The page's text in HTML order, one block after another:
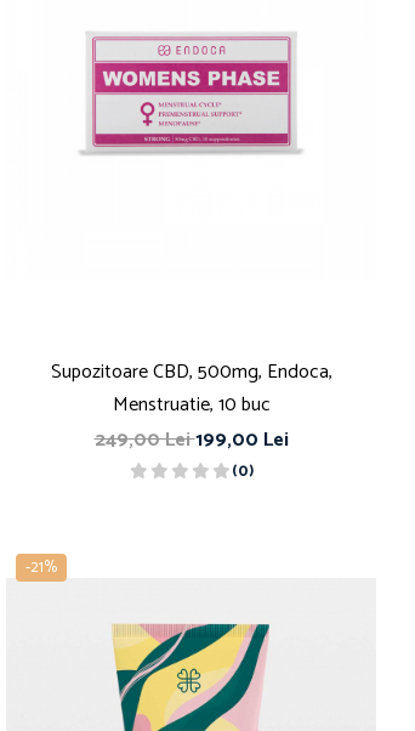
Supozitoare CBD, 500mg, Endoca,
Menstruatie, 10 buc
249,00 Lei199,00 Lei
(0)
-21%